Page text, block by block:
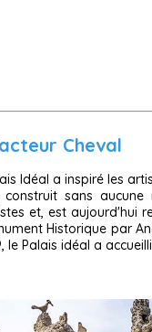
Cheval
Idéal a inspiré les
sans
et, est aujourd'hui
Historique par
le Palais idéal a